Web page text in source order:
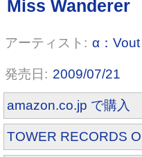
α：Vout
2009/07/21
amazon.co.jp で購入
TOWER RECORDS